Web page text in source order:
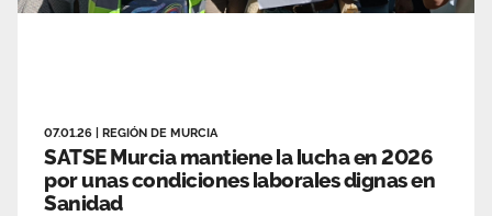
07.01.26 REGIÓN DE MURCIA
SATSE Murcia mantiene la lucha en 2026
por unas condiciones laborales dignas en
Sanidad